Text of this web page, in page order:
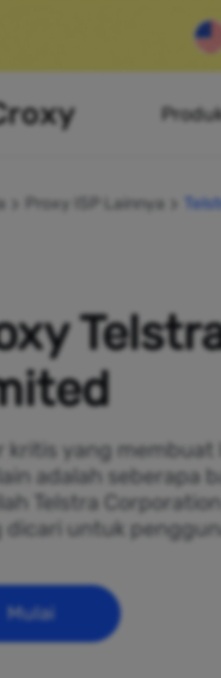
Proxy ISP Lainnya
kritis yang
adalah seberapa
Telstra
dicari untuk
Mulai